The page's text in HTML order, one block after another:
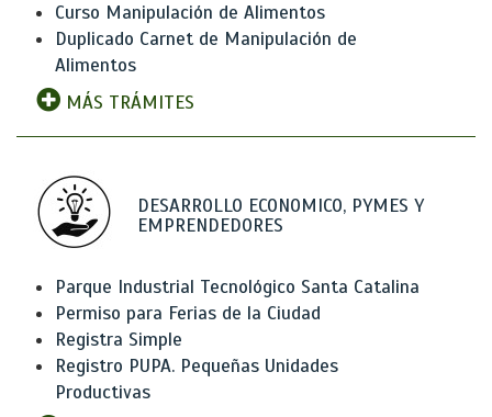
Curso Manipulación de Alimentos
Duplicado Carnet de Manipulación de
Alimentos
MÁS TRÁMITES
DESARROLLO ECONOMICO, PYMES Y
EMPRENDEDORES
Parque Industrial Tecnológico Santa Catalina
Permiso para Ferias de la Ciudad
Registra Simple
Registro PUPA. Pequeñas Unidades
Productivas